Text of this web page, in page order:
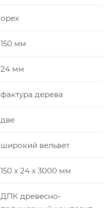
орех
150 мм
24 мм
фактура дерева
две
широкий вельвет
150 х 24 х 3000 мм
ДПК древесно-